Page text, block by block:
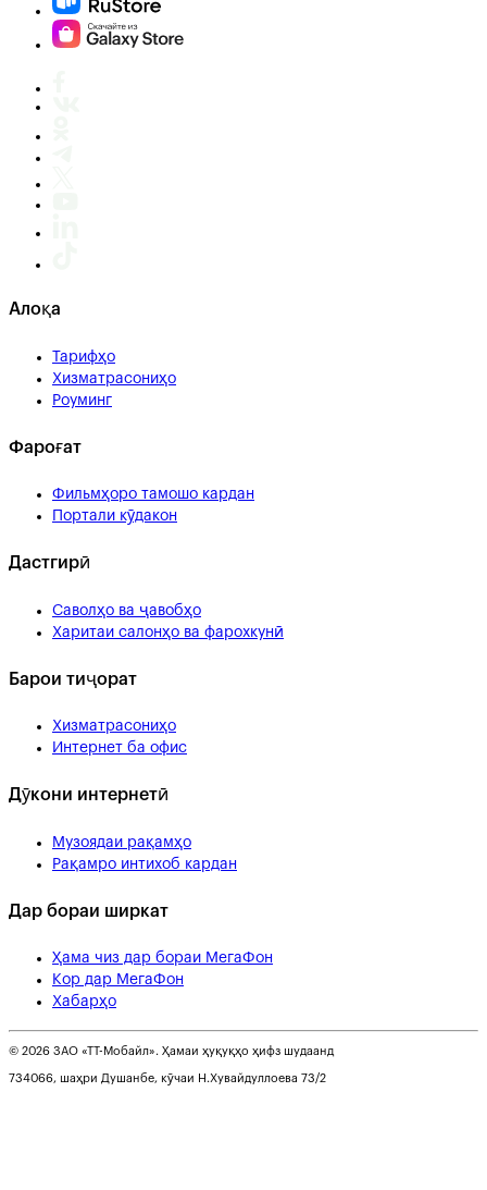
Алоқа
Тарифҳо
Хизматрасониҳо
Роуминг
Фароғат
Фильмҳоро тамошо кардан
Портали кӯдакон
Дастгирӣ
Саволҳо ва ҷавобҳо
Харитаи салонҳо ва фарохкунӣ
Барои тиҷорат
Хизматрасониҳо
Интернет ба офис
Дӯкони интернетӣ
Музоядаи рақамҳо
Рақамро интихоб кардан
Дар бораи ширкат
Ҳама чиз дар бораи МегаФон
Кор дар МегаФон
Хабарҳо
© 2026 ЗАО «ТТ-Мобайл». Ҳамаи ҳуқуқҳо ҳифз шудаанд
734066, шаҳри Душанбе, кӯчаи Н.Хувайдуллоева 73/2